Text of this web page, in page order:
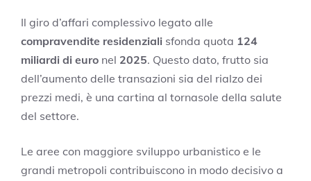
Il giro d’affari complessivo legato alle
compravendite residenziali sfonda quota 124
miliardi di euro nel 2025. Questo dato, frutto sia
dell’aumento delle transazioni sia del rialzo dei
prezzi medi, è una cartina al tornasole della salute
del settore.
Le aree con maggiore sviluppo urbanistico e le
grandi metropoli contribuiscono in modo decisivo a